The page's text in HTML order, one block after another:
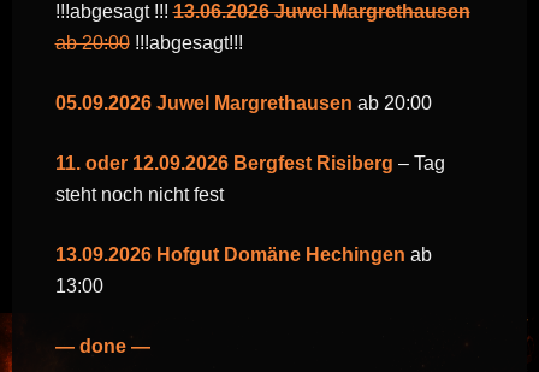
!!!abgesagt !!!13.06.2026 Juwel Margrethausen
ab 20:00!!!abgesagt!!!
05.09.2026 Juwel Margrethausen ab 20:00
11. oder 12.09.2026 Bergfest Risiberg – Tag
steht noch nicht fest
13.09.2026 Hofgut Domäne Hechingen ab
13:00
— done —